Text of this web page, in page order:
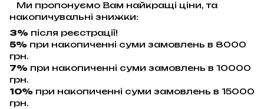
Ми пропонуємо Вам найкращі ціни, та
накопичувальні знижки:
3% після реєстрації!
5% при накопиченні суми замовлень в 8000
грн.
7% при накопиченні суми замовлень в 10000
грн.
10% при накопиченні суми замовлень в 15000
грн.